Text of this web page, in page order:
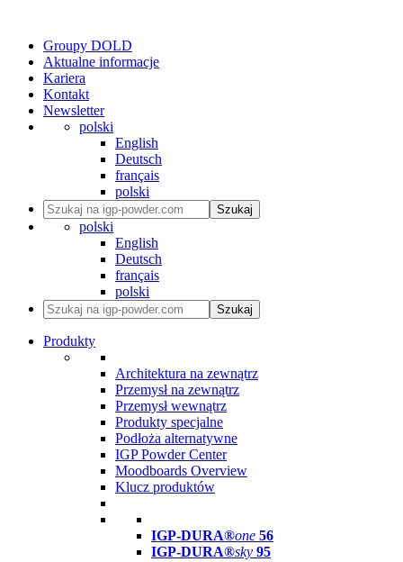
Groupy DOLD
Aktualne informacje
Kariera
Kontakt
Newsletter
polski
English
Deutsch
français
polski
Szukaj
polski
English
Deutsch
français
polski
Szukaj
Produkty
Architektura na zewnątrz
Przemysł na zewnątrz
Przemysł wewnątrz
Produkty specjalne
Podłoża alternatywne
IGP Powder Center
Moodboards Overview
Klucz produktów
IGP-DURA®one 56
IGP-DURA®sky 95